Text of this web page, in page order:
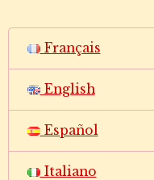
Français
English
Español
Italiano